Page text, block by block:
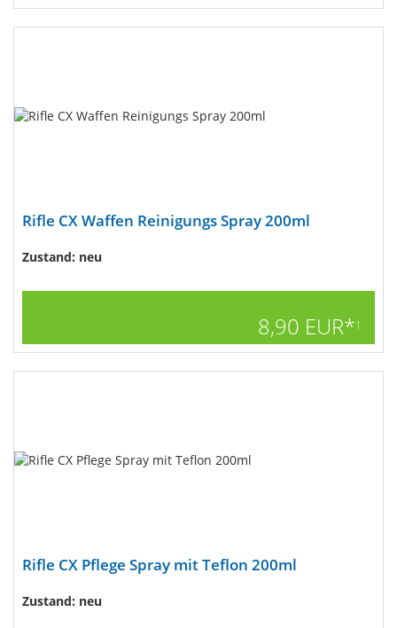
Rifle CX Waffen Reinigungs Spray 200ml
Zustand: neu
8,90 EUR*1
Rifle CX Pflege Spray mit Teflon 200ml
Zustand: neu